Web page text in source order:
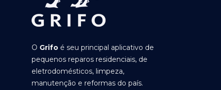
O Grifo é seu principal aplicativo de
pequenos reparos residenciais, de
eletrodomésticos, limpeza,
manutenção e reformas do país.